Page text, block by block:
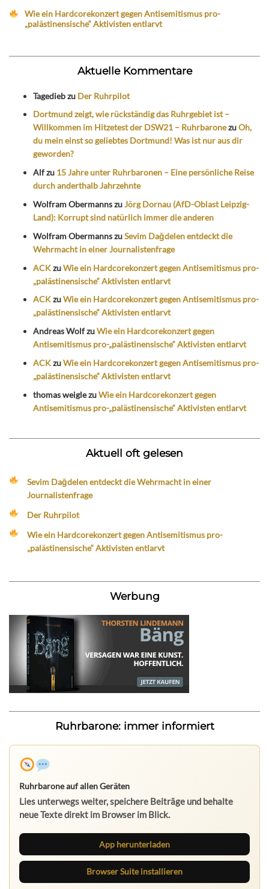
Wie ein Hardcorekonzert gegen Antisemitismus pro-
„palästinensische“ Aktivisten entlarvt
Aktuelle Kommentare
Tagediebzu Der Ruhrpilot
Dortmund zeigt, wie rückständig das Ruhrgebiet ist –
Willkommen im Hitzetest der DSW21 – RuhrbaronezuOh,
du mein einst so geliebtes Dortmund! Was ist nur aus dir
geworden?
Alfzu 15 Jahre unter Ruhrbaronen – Eine persönliche Reise
durch anderthalb Jahrzehnte
Wolfram ObermannszuJörg Dornau (AfD-Oblast Leipzig-
Land): Korrupt sind natürlich immer die anderen
Wolfram ObermannszuSevim Dağdelen entdeckt die
Wehrmacht in einer Journalistenfrage
ACKzuWie ein Hardcorekonzert gegen Antisemitismus pro-
„palästinensische“ Aktivisten entlarvt
ACKzuWie ein Hardcorekonzert gegen Antisemitismus pro-
„palästinensische“ Aktivisten entlarvt
Andreas WolfzuWie ein Hardcorekonzert gegen
Antisemitismus pro-„palästinensische“ Aktivisten entlarvt
ACKzuWie ein Hardcorekonzert gegen Antisemitismus pro-
„palästinensische“ Aktivisten entlarvt
thomas weiglezuWie ein Hardcorekonzert gegen
Antisemitismus pro-„palästinensische“ Aktivisten entlarvt
Aktuell oft gelesen
Sevim Dağdelen entdeckt die Wehrmacht in einer
Journalistenfrage
Der Ruhrpilot
Wie ein Hardcorekonzert gegen Antisemitismus pro-
„palästinensische“ Aktivisten entlarvt
Werbung
Ruhrbarone: immer informiert
Ruhrbarone auf allen Geräten
Lies unterwegs weiter, speichere Beiträge und behalte
neue Texte direkt im Browser im Blick.
App herunterladen
Browser Suite installieren